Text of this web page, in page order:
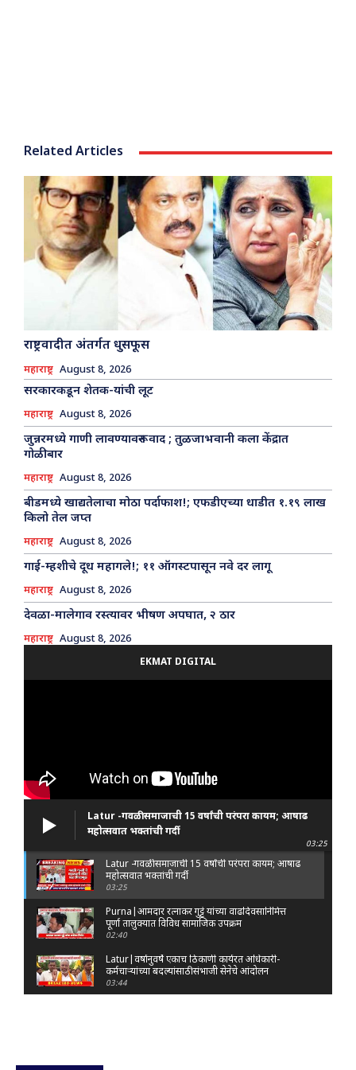
Related Articles
राष्ट्रवादीत अंतर्गत धुसफूस
महाराष्ट्र August 8, 2026
सरकारकडून शेतक-यांची लूट
महाराष्ट्र August 8, 2026
जुन्नरमध्ये गाणी लावण्यावरून वाद ; तुळजाभवानी कला केंद्रात
गोळीबार
महाराष्ट्र August 8, 2026
बीडमध्ये खाद्यतेलाचा मोठा पर्दाफाश!; एफडीएच्या धाडीत १.१९ लाख
किलो तेल जप्त
महाराष्ट्र August 8, 2026
गाई-म्हशीचे दूध महागले!; ११ ऑगस्टपासून नवे दर लागू
महाराष्ट्र August 8, 2026
देवळा-मालेगाव रस्त्यावर भीषण अपघात, २ ठार
महाराष्ट्र August 8, 2026
EKMAT DIGITAL
Latur -गवळी समाजाची 15 वर्षांची परंपरा कायम; आषाढ
महोत्सवात भक्तांची गर्दी
03:25
Latur -गवळी समाजाची 15 वर्षांची परंपरा कायम; आषाढ
महोत्सवात भक्तांची गर्दी
03:25
Purna|आमदार रत्नाकर गुट्टे यांच्या वाढदिवसानिमित्त
पूर्णा तालुक्यात विविध सामाजिक उपक्रम
02:40
Latur|वर्षानुवर्षे एकाच ठिकाणी कार्यरत अधिकारी-
कर्मचाऱ्यांच्या बदल्यांसाठी संभाजी सेनेचे आंदोलन
03:44